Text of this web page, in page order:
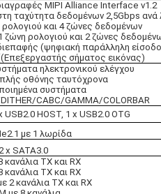
MIPI Alliance Interface v1.2
ταχύτητα δεδομένων 2,5Gbps
και 4 ζώνες δεδομένων
ζώνη ρολογιού και 2 ζώνες
(ψηφιακή παράλληλη
σήματος εικόνας)
ηλεκτρονικού ελέγχου
οθόνης ταυτόχρονα
συστήματα
CABC/GAMMA/COLORBAR
USB2.0 HOST, 1 x USB2.0 OTG
με 1 λωρίδα
x SATA3.0
κανάλια TX και RX
κανάλια TX και RX
2 κανάλια TX και RX